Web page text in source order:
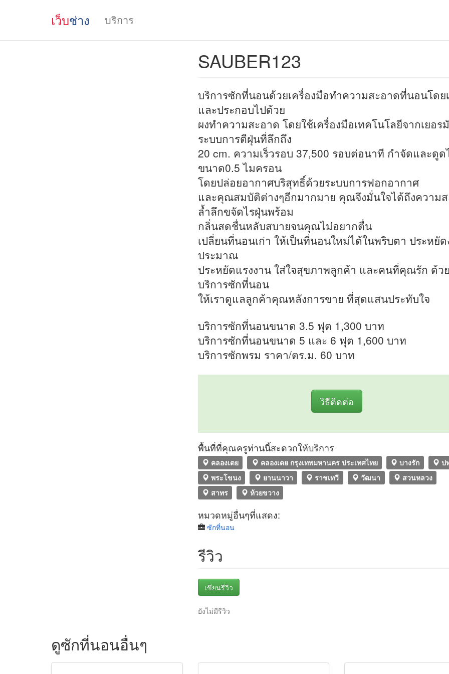
เว็บช่าง บริการ
SAUBER123
บริการซักที่นอนด้วยเครื่องมือทำความสะอาดที่นอนโดย
และประกอบไปด้วย
ผงทำความสะอาด โดยใช้เครื่องมือเทคโนโลยีจากเยอร
ระบบการตีฝุ่นที่ลึกถึง
20 cm. ความเร็วรอบ 37,500 รอบต่อนาที กำจัดและดูด
ขนาด0.5 ไมครอน
โดยปล่อยอากาศบริสุทธิ์ด้วยระบบการฟอกอากาศ
และคุณสมบัติต่างๆอีกมากมาย คุณจึงมั่นใจได้ถึงความ
ล้ำลึกขจัดไรฝุ่นพร้อม
กลิ่นสดชื่นหลับสบายจนคุณไม่อยากตื่น
เปลี่ยนที่นอนเก่า ให้เป็นที่นอนใหม่ได้ในพริบตา ประหยัด
ประมาณ
ประหยัดแรงงาน ใส่ใจสุขภาพลูกค้า และคนที่คุณรัก ด้ว
บริการซักที่นอน
ให้เราดูแลลูกค้าคุณหลังการขาย ที่สุดแสนประทับใจ
บริการซักที่นอนขนาด 3.5 ฟุต 1,300 บาท
บริการซักที่นอนขนาด 5 และ 6 ฟุต 1,600 บาท
บริการซักพรม ราคา/ตร.ม. 60 บาท
วิธีติดต่อ
พื้นที่ที่คุณครูท่านนี้สะดวกให้บริการ
คลองเตย คลองเตย กรุงเทพมหานคร ประเทศไทย บางรัก
ป
พระโขนง
ยานนาวา ราชเทวี วัฒนา
สวนหลวง
สาทร
ห้วยขวาง
หมวดหมู่อื่นๆที่แสดง:
ซักที่นอน
รีวิว
เขียนรีวิว
ยังไม่มีรีวิว
ดูซักที่นอนอื่นๆ